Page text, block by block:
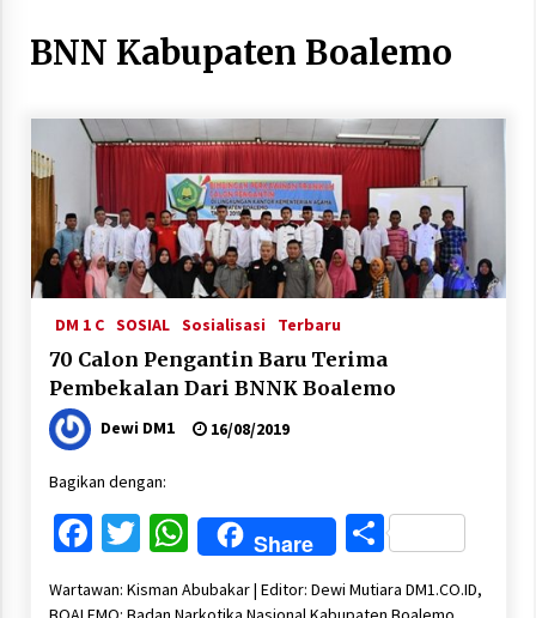
BNN Kabupaten Boalemo
DM 1 C SOSIAL Sosialisasi Terbaru
70 Calon Pengantin Baru Terima
Pembekalan Dari BNNK Boalemo
Dewi DM1 16/08/2019
Bagikan dengan:
Facebook
Twitter
WhatsApp
Share Share
Wartawan: Kisman Abubakar | Editor: Dewi Mutiara DM1.CO.ID,